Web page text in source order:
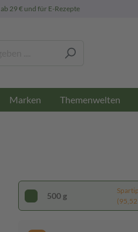
ab 29 € und für E-Rezepte
Marken Themenwelten
500 g
(95,52